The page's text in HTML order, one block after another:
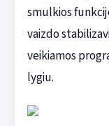
smulkios
vaizdo
veikiamos
lygiu.